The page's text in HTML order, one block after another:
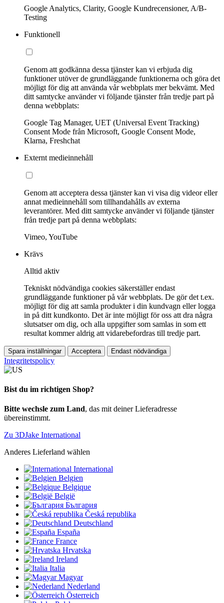
Google Analytics, Clarity, Google Kundrecensioner, A/B-
Testing
Funktionell
Genom att godkänna dessa tjänster kan vi erbjuda dig
funktioner utöver de grundläggande funktionerna och göra det
möjligt för dig att använda vår webbplats mer bekvämt. Med
ditt samtycke använder vi följande tjänster från tredje part på
denna webbplats:
Google Tag Manager, UET (Universal Event Tracking)
Consent Mode från Microsoft, Google Consent Mode,
Klarna, Freshchat
Externt medieinnehåll
Genom att acceptera dessa tjänster kan vi visa dig videor eller
annat medieinnehåll som tillhandahålls av externa
leverantörer. Med ditt samtycke använder vi följande tjänster
från tredje part på denna webbplats:
Vimeo, YouTube
Krävs
Alltid aktiv
Tekniskt nödvändiga cookies säkerställer endast
grundläggande funktioner på vår webbplats. De gör det t.ex.
möjligt för dig att samla produkter i din kundvagn eller logga
in på ditt kundkonto. Det är inte möjligt för oss att dra några
slutsatser om dig, och alla uppgifter som samlas in som ett
resultat kommer aldrig att vidarebefordras till tredje part.
Spara inställningar Acceptera Endast nödvändiga
Integritetspolicy
Bist du im richtigen Shop?
Bitte wechsle zum Land, das mit deiner Lieferadresse
übereinstimmt.
Zu 3DJake International
Anderes Lieferland wählen
International
Belgien
Belgique
België
България
Česká republika
Deutschland
España
France
Hrvatska
Ireland
Italia
Magyar
Nederland
Österreich